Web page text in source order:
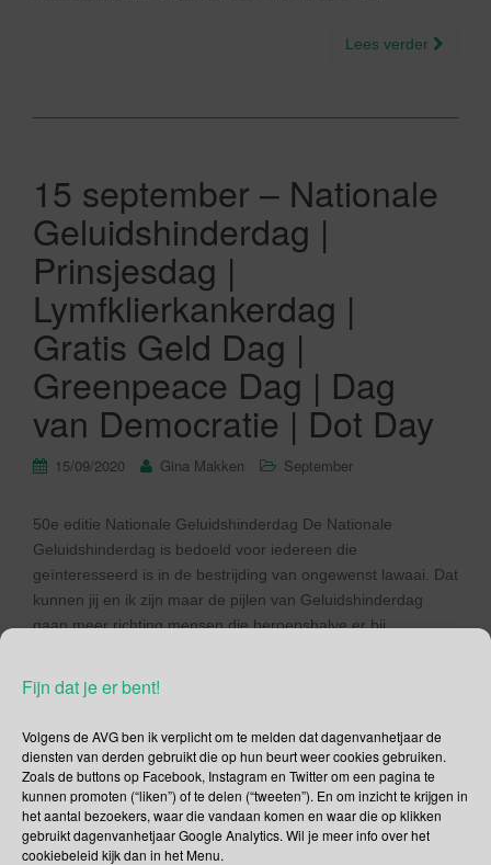
Fijn dat je er bent!
Volgens de AVG ben ik verplicht om te melden dat dagenvanhetjaar de
diensten van derden gebruikt die op hun beurt weer cookies gebruiken.
Zoals de buttons op Facebook, Instagram en Twitter om een pagina te
kunnen promoten (“liken”) of te delen (“tweeten”). En om inzicht te krijgen in
het aantal bezoekers, waar die vandaan komen en waar die op klikken
gebruikt dagenvanhetjaar Google Analytics. Wil je meer info over het
cookiebeleid kijk dan in het Menu.
Lees verder
15 september – Nationale
Geluidshinderdag |
Prinsjesdag |
Lymfklierkankerdag |
Gratis Geld Dag |
Greenpeace Dag | Dag
van Democratie | Dot Day
15/09/2020 Gina Makken September
50e editie Nationale Geluidshinderdag De Nationale
Geluidshinderdag is bedoeld voor iedereen die
geïnteresseerd is in de bestrijding van ongewenst lawaai. Dat
kunnen jij en ik zijn maar de pijlen van Geluidshinderdag
gaan meer richting mensen die beroepshalve er bij
van […]
Lees verder